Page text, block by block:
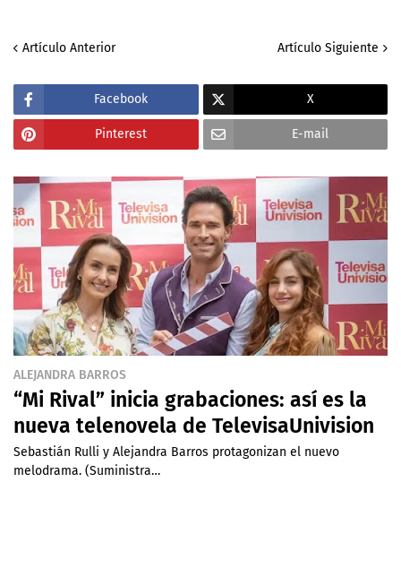
Artículo Anterior Artículo Siguiente
Facebook X
Pinterest E-mail
ALEJANDRA BARROS
“Mi Rival” inicia grabaciones: así es la
nueva telenovela de TelevisaUnivision
Sebastián Rulli y Alejandra Barros protagonizan el nuevo
melodrama. (Suministra…